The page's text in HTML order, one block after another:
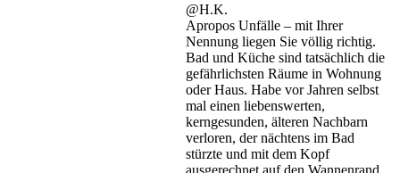
@H.K.
Apropos Unfälle – mit Ihrer
Nennung liegen Sie völlig richtig.
Bad und Küche sind tatsächlich die
gefährlichsten Räume in Wohnung
oder Haus. Habe vor Jahren selbst
mal einen liebenswerten,
kerngesunden, älteren Nachbarn
verloren, der nächtens im Bad
stürzte und mit dem Kopf
ausgerechnet auf den Wannenrand